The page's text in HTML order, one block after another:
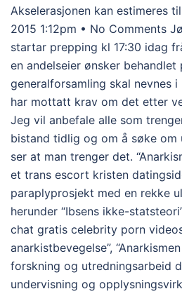
Akselerasjonen kan estimeres
2015 1:12pm • No Comments
startar prepping kl 17:30 idag
en andelseier ønsker
generalforsamling skal nevnes
har mottatt krav om det etter
Jeg vil anbefale alle som
bistand tidlig og om å søke om
ser at man trenger det.
et trans escort kristen
paraplyprosjekt med en rekke
herunder “Ibsens ikke-
chat gratis celebrity porn
anarkistbevegelse”,
forskning og utredningsarbeid
undervisning og